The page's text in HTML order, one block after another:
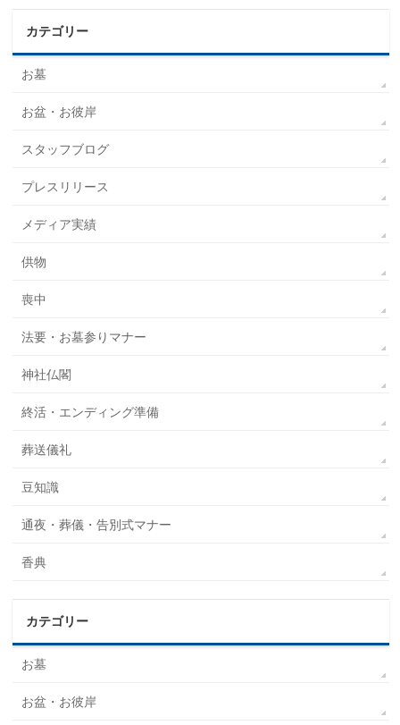
カテゴリー
お墓
お盆・お彼岸
スタッフブログ
プレスリリース
メディア実績
供物
喪中
法要・お墓参りマナー
神社仏閣
終活・エンディング準備
葬送儀礼
豆知識
通夜・葬儀・告別式マナー
香典
カテゴリー
お墓
お盆・お彼岸